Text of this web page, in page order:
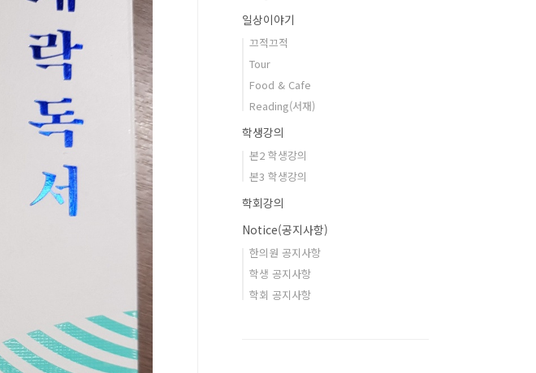
일상이야기
끄적끄적
Tour
Food & Cafe
Reading(서재)
학생강의
본2 학생강의
본3 학생강의
학회강의
Notice(공지사항)
한의원 공지사항
학생 공지사항
학회 공지사항